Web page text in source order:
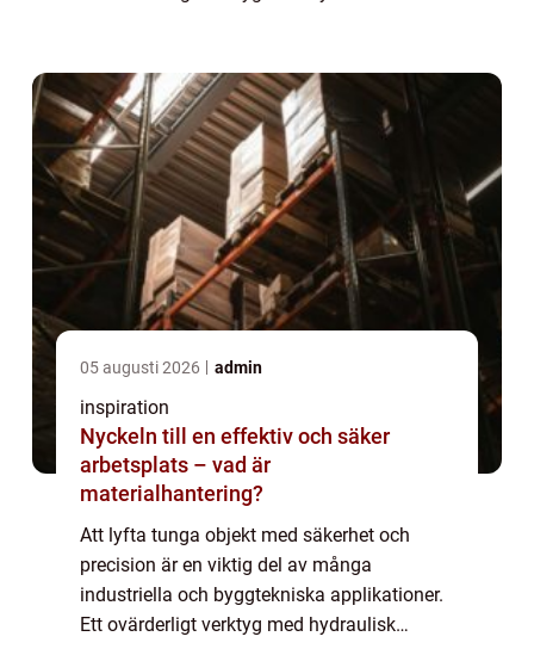
05 augusti 2026 admin
inspiration
Nyckeln till en effektiv och säker
arbetsplats – vad är
materialhantering?
Att lyfta tunga objekt med säkerhet och
precision är en viktig del av många
industriella och byggtekniska applikationer.
Ett ovärderligt verktyg med hydraulisk